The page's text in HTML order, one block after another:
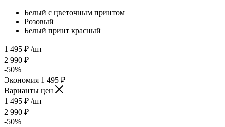
Белый с цветочным принтом
Розовый
Белый принт красный
1 495 ₽ /шт
2 990 ₽
-50%
Экономия 1 495 ₽
Варианты цен
1 495 ₽ /шт
2 990 ₽
-50%